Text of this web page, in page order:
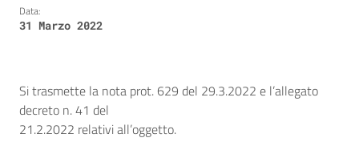
Data:
31 Marzo 2022
Si trasmette la nota prot. 629 del 29.3.2022 e l’allegato
decreto n. 41 del
21.2.2022 relativi all’oggetto.